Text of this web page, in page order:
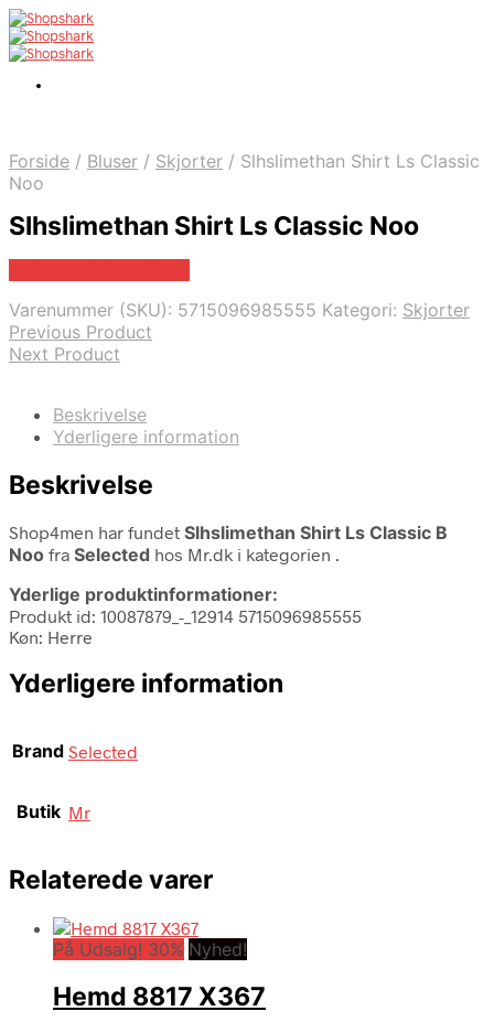
Forside / Bluser / Skjorter / Slhslimethan Shirt Ls Classic
Noo
Slhslimethan Shirt Ls Classic Noo
Varenummer (SKU): 5715096985555 Kategori: Skjorter
Previous Product
Next Product
Beskrivelse
Yderligere information
Beskrivelse
Shop4men har fundet Slhslimethan Shirt Ls Classic B
Noo fra Selected hos Mr.dk i kategorien .
Yderlige produktinformationer:
Produkt id: 10087879_-_12914 5715096985555
Køn: Herre
Yderligere information
Brand Selected
Butik Mr
Relaterede varer
På Udsalg! 30% Nyhed!
Hemd 8817 X367